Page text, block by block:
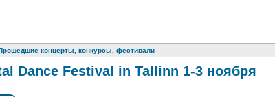
концерты, конкурсы, фестивали
Dance Festival in Tallinn 1-3 ноября